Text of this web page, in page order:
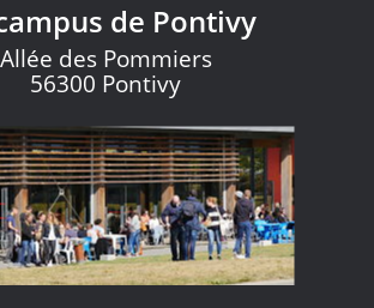
de Pontivy
Allée des Pommiers
56300 Pontivy